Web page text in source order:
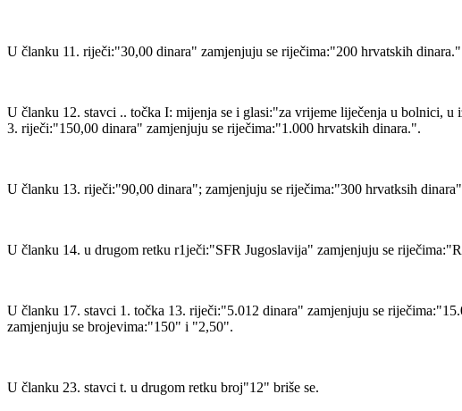
U članku 11. riječi:"30,00 dinara" zamjenjuju se riječima:"200 hrvatskih
U članku 12. stavci .. točka I: mijenja se i glasi:"za vrijeme liječenja u bolnici,
3. riječi:"150,00 dinara" zamjenjuju se riječima:"1.000 hrvatskih dinara.".
U članku 13. riječi:"90,00 dinara"; zamjenjuju se riječima:"300 hrvatksih
U članku 14. u drugom retku r1ječi:"SFR Jugoslavija" zamjenjuju se
U članku 17. stavci 1. točka 13. riječi:"5.012 dinara" zamjenjuju se
zamjenjuju se brojevima:"150" i "2,50".
U članku 23. stavci t. u drugom retku broj"12" briše se.